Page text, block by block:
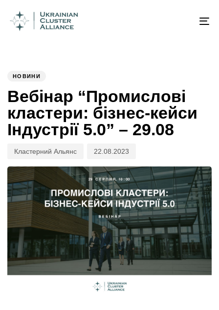
IN:
НОВИНИ
Вебінар “Промислові
кластери: бізнес-кейси
Індустрії 5.0” – 29.08
Кластерний Альянс
on:
22.08.2023